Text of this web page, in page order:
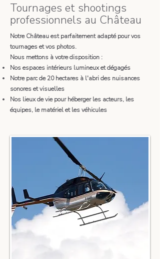
Tournages et shootings
professionnels au Château
​Notre Château est parfaitement adapté pour vos
tournages et vos photos.
Nous mettons à votre disposition :
Nos espaces intérieurs lumineux et dégagés
Notre parc de 20 hectares à l'abri des nuisances
sonores et visuelles
Nos lieux de vie pour héberger les acteurs, les
équipes, le matériel et les véhicules